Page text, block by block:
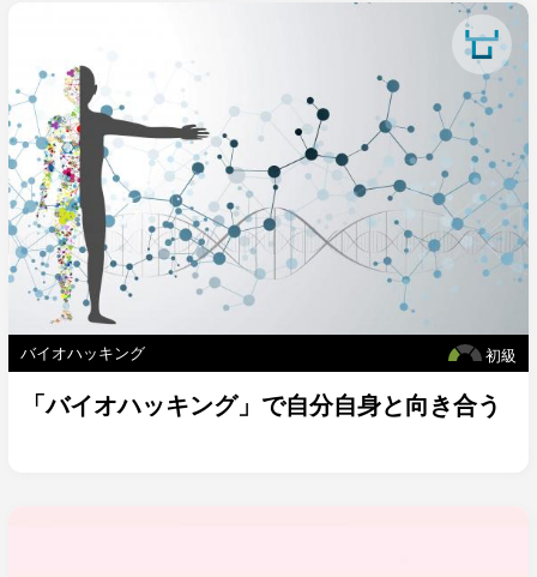
初級
バイオハッキング
「バイオハッキング」で自分自身と向き合う